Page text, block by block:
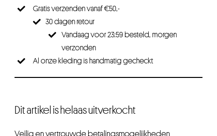
Gratis verzenden vanaf €50,-
30 dagen retour
Vandaag voor 23:59 besteld, morgen
verzonden
Al onze kleding is handmatig gecheckt
Dit artikel is helaas uitverkocht
Veilig en vertrouwde betalingsmogelijkheden